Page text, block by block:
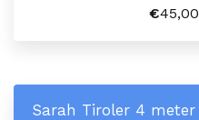
€45,00
Sarah Tiroler 4 meter